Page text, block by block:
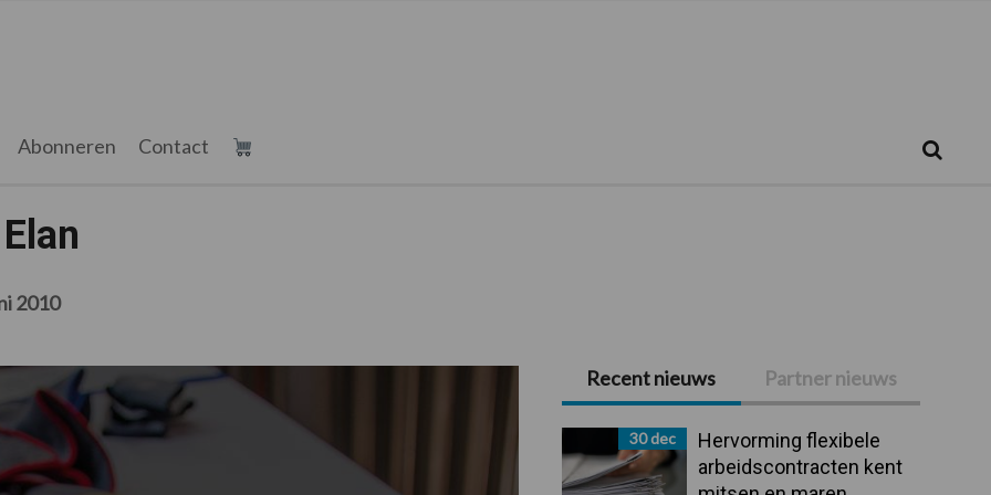
Abonneren Contact
2010
Primaire
Sidebar
Recent nieuws Partner nieuws
30 dec
Hervorming flexibele
arbeidscontracten kent